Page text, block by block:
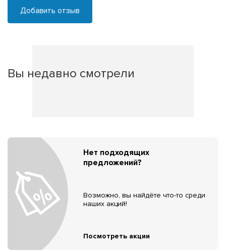
Добавить отзыв
Вы недавно смотрели
Нет подходящих
предложений?
Возможно, вы найдёте что-то среди
наших акций!
Посмотреть акции